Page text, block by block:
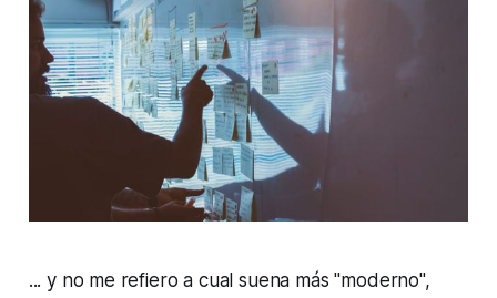
... y no me refiero a cual suena más "moderno",